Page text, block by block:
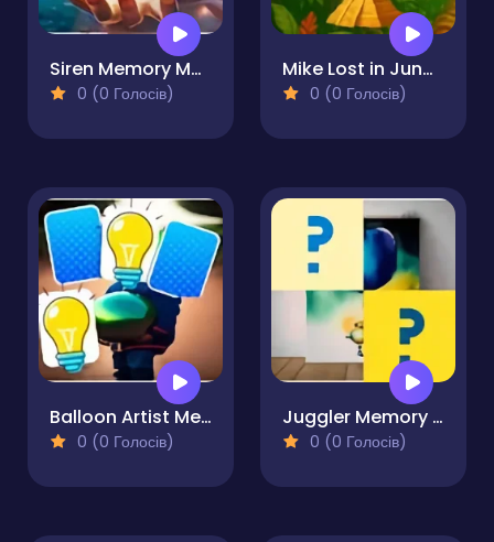
Siren Memory Match
0 (0 Голосів)
Mike Lost in Jungle - Hidden Object
0 (0 Голосів)
Balloon Artist Memory Match
0 (0 Голосів)
Juggler Memory Match
0 (0 Голосів)